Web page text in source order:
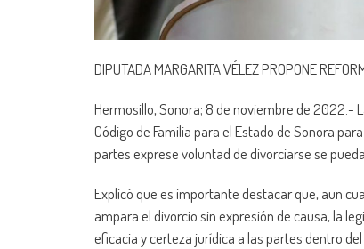
DIPUTADA MARGARITA VÉLEZ PROPONE
Hermosillo, Sonora; 8 de noviembre de 2022.-
Código de Familia para el Estado de Sonora
partes exprese voluntad de divorciarse se
Explicó que es importante destacar que, aun
ampara el divorcio sin expresión de causa, la
eficacia y certeza jurídica a las partes dentro